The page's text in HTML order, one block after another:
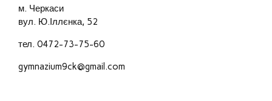
м. Черкаси
вул. Ю.Іллєнка, 52
тел. 0472-73-75-60
gymnazium9ck@gmail.com